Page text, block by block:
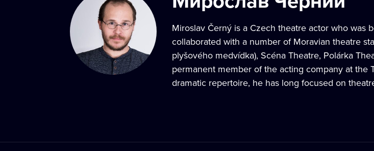
Miroslav Černý is a Czech theatre actor who was
collaborated with a number of Moravian theatre
plyšového medvídka), Scéna Theatre, Polárka
permanent member of the acting company at the
dramatic repertoire, he has long focused on